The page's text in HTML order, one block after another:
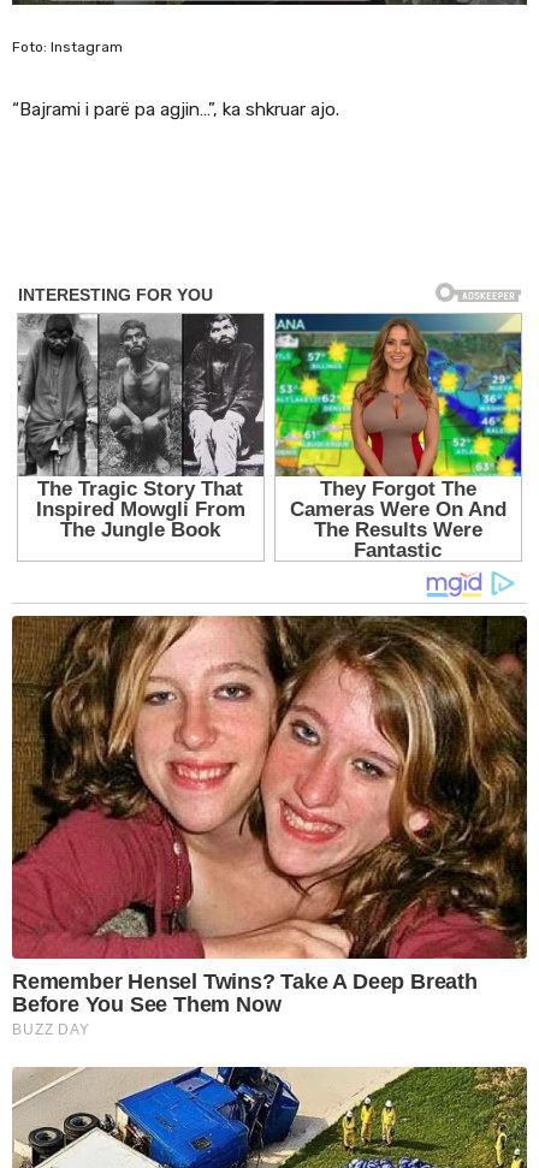
Foto: Instagram
“Bajrami i parë pa agjin…”, ka shkruar ajo.